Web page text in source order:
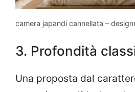
camera japandi cannellata –
3. Profondità
Una proposta dal